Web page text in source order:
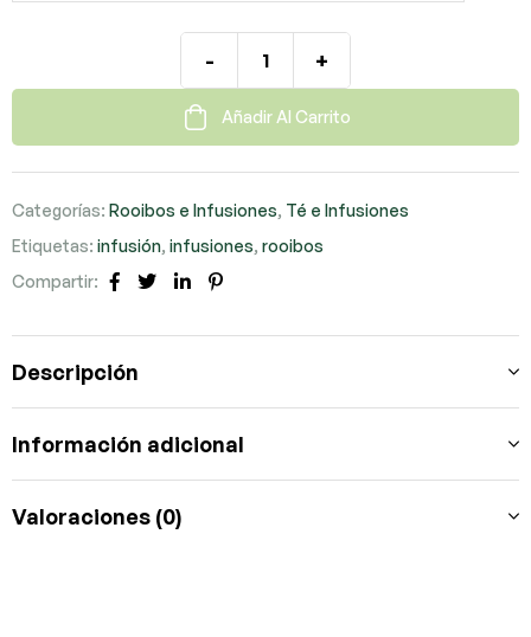
- +
Añadir Al Carrito
Categorías: Rooibos e Infusiones, Té e Infusiones
Etiquetas: infusión, infusiones, rooibos
Compartir:
Facebook
TwitterLinkedIn
Descripción
Información adicional
Valoraciones (0)